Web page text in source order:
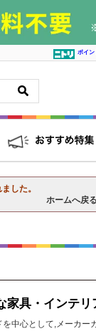
ポイン
した。
ホームへ戻る
家具・インテリ
を中心として,メーカー